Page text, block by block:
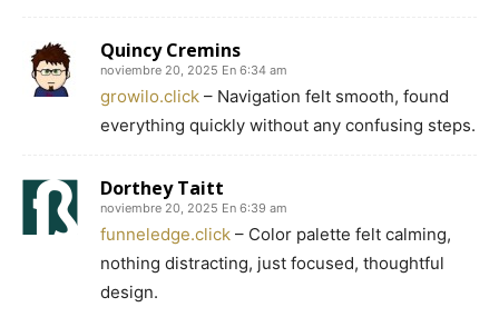
Quincy Cremins
noviembre 20, 2025 En 6:34 am
growilo.click – Navigation felt smooth, found
everything quickly without any confusing steps.
Dorthey Taitt
noviembre 20, 2025 En 6:39 am
funneledge.click – Color palette felt calming,
nothing distracting, just focused, thoughtful
design.